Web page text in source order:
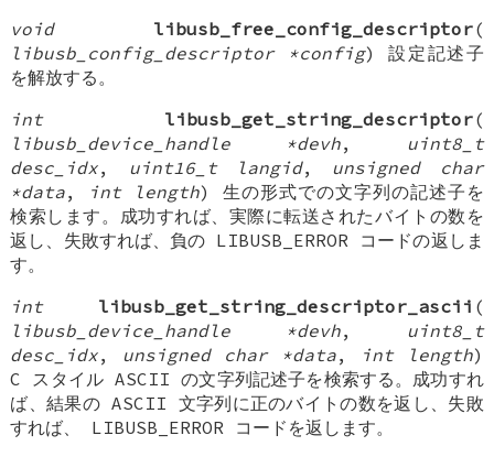
void
libusb_free_config_descriptor(
libusb_config_descriptor *config) 設定記述子
を解放する。
int
libusb_get_string_descriptor(
libusb_device_handle *devh, uint8_t
desc_idx, uint16_t langid, unsigned char
*data, int length) 生の形式での文字列の記述子を
検索します。成功すれば、実際に転送されたバイトの数を
返し、失敗すれば、負の LIBUSB_ERROR コードの返しま
す。
int
libusb_get_string_descriptor_ascii (
libusb_device_handle *devh, uint8_t
desc_idx, unsigned char *data, int length)
C スタイル ASCII の文字列記述子を検索する。成功すれ
ば、結果の ASCII 文字列に正のバイトの数を返し、失敗
すれば、 LIBUSB_ERROR コードを返します。